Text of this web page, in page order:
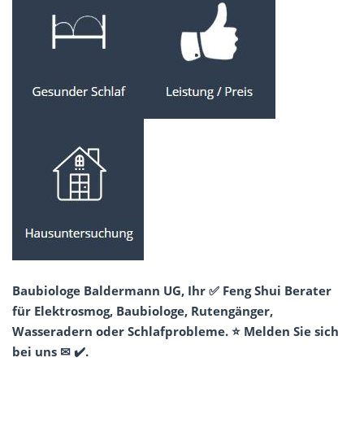
Baubiologe Baldermann UG, Ihr ✅ Feng Shui Berater
für Elektrosmog, Baubiologe, Rutengänger,
Wasseradern oder Schlafprobleme. ⭐ Melden Sie sich
bei uns ✉ ✔️.